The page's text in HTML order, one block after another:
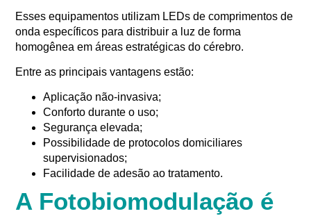
Esses equipamentos utilizam LEDs de comprimentos de
onda específicos para distribuir a luz de forma
homogênea em áreas estratégicas do cérebro.
Entre as principais vantagens estão:
Aplicação não-invasiva;
Conforto durante o uso;
Segurança elevada;
Possibilidade de protocolos domiciliares
supervisionados;
Facilidade de adesão ao tratamento.
A Fotobiomodulação é